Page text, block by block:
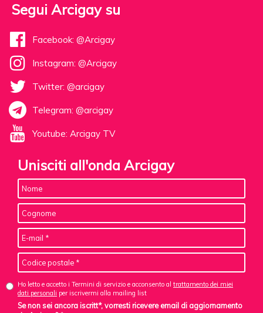
Segui Arcigay su
Facebook: @Arcigay
Instagram: @Arcigay
Twitter: @arcigay
Telegram: @arcigay
Youtube: Arcigay TV
Unisciti all'onda Arcigay
Ho letto e accetto i Termini di servizio e acconsento al trattamento dei miei
dati personali per iscrivermi alla mailing list
Se non sei ancora iscritt*, vorresti ricevere email di aggiornamento